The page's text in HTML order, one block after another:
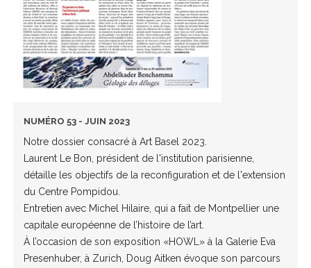
NUMÉRO 53 - JUIN 2023
Notre dossier consacré à Art Basel 2023.
Laurent Le Bon, président de l'institution parisienne,
détaille les objectifs de la reconfiguration et de l'extension
du Centre Pompidou.
Entretien avec Michel Hilaire, qui a fait de Montpellier une
capitale européenne de l’histoire de l’art.
À l’occasion de son exposition «HOWL» à la Galerie Eva
Presenhuber, à Zurich, Doug Aitken évoque son parcours